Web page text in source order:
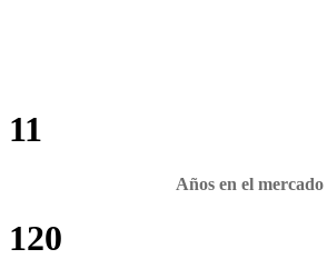
11
Años en el mercado
120